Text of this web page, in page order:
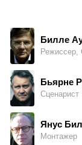
Билле
Режиссер,
Бьярне
Сценарист
Янус
Монтажер